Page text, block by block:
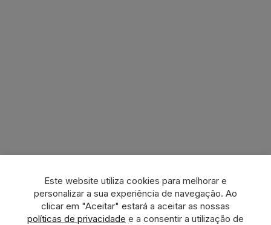
Este website utiliza cookies para melhorar e
personalizar a sua experiência de navegação. Ao
clicar em "Aceitar" estará a aceitar as nossas
políticas de privacidade e a consentir a utilização de